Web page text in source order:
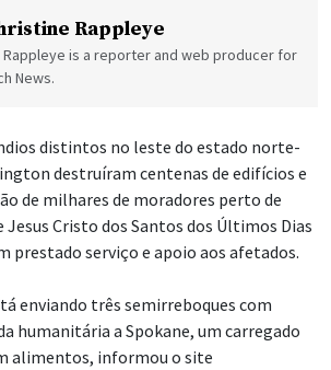
Rappleye
Rappleye is a reporter and web producer for
News.
distintos no leste do estado norte-
destruíram centenas de edifícios e
de milhares de moradores perto de
Jesus Cristo dos Santos dos Últimos Dias
prestado serviço e apoio aos afetados.
enviando três semirreboques com
humanitária a Spokane, um carregado
alimentos, informou o site